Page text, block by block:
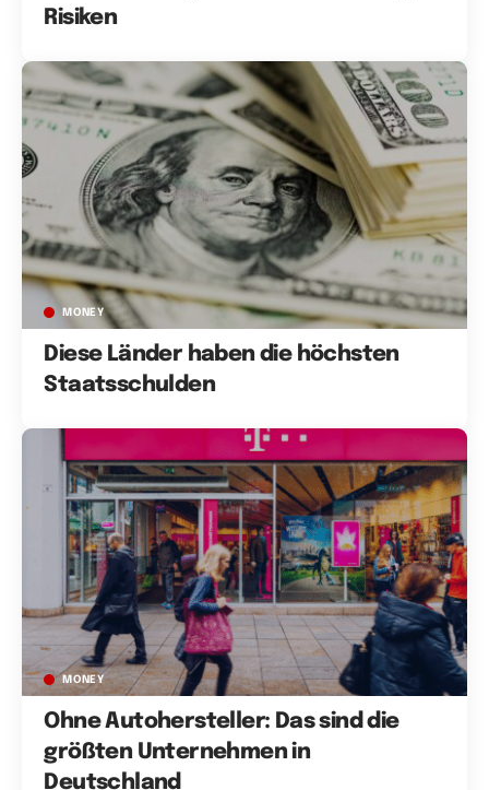
Risiken
MONEY
Diese Länder haben die höchsten
Staatsschulden
MONEY
Ohne Autohersteller: Das sind die
größten Unternehmen in
Deutschland